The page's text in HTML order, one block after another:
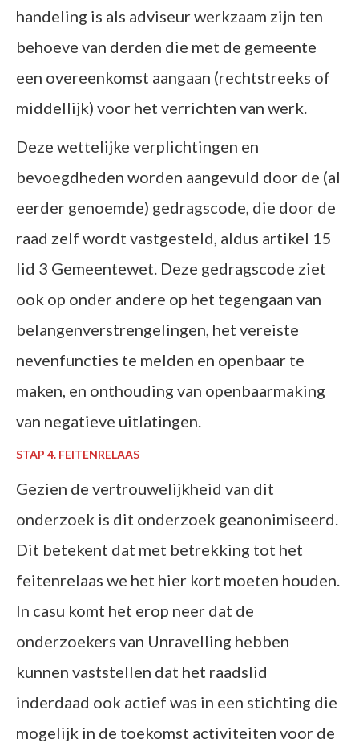
handeling is als adviseur werkzaam zijn ten
behoeve van derden die met de gemeente
een overeenkomst aangaan (rechtstreeks of
middellijk) voor het verrichten van werk.
Deze wettelijke verplichtingen en
bevoegdheden worden aangevuld door de (al
eerder genoemde) gedragscode, die door de
raad zelf wordt vastgesteld, aldus artikel 15
lid 3 Gemeentewet. Deze gedragscode ziet
ook op onder andere op het tegengaan van
belangenverstrengelingen, het vereiste
nevenfuncties te melden en openbaar te
maken, en onthouding van openbaarmaking
van negatieve uitlatingen.
STAP 4. FEITENRELAAS
Gezien de vertrouwelijkheid van dit
onderzoek is dit onderzoek geanonimiseerd.
Dit betekent dat met betrekking tot het
feitenrelaas we het hier kort moeten houden.
In casu komt het erop neer dat de
onderzoekers van Unravelling hebben
kunnen vaststellen dat het raadslid
inderdaad ook actief was in een stichting die
mogelijk in de toekomst activiteiten voor de